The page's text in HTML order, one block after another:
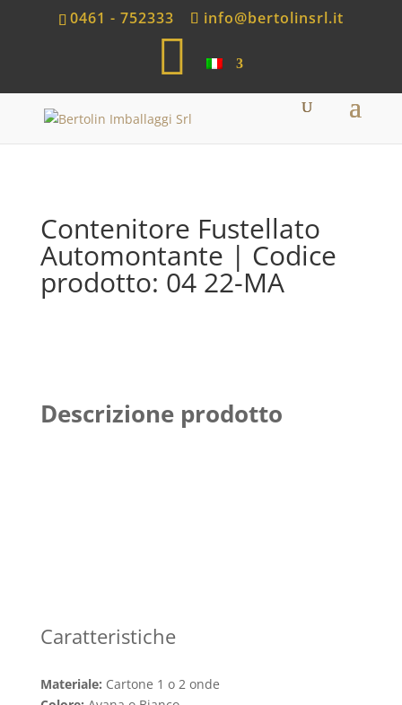
0461 - 752333
info@bertolinsrl.it
h
p
Contenitore Fustellato
Automontante | Codice
prodotto: 04 22-MA
Descrizione prodotto
Caratteristiche
Materiale: Cartone 1 o 2 onde